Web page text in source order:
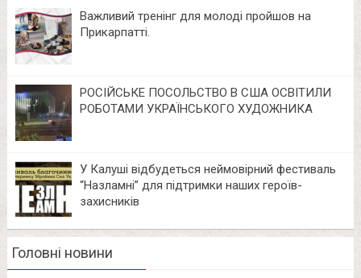
Важливий тренінг для молоді пройшов на
Прикарпатті.
РОСІЙСЬКЕ ПОСОЛЬСТВО В США ОСВІТИЛИ
РОБОТАМИ УКРАЇНСЬКОГО ХУДОЖНИКА
У Калуші відбудеться неймовірний фестиваль
“Назламні” для підтримки наших героїв-
захисників
Головні новини